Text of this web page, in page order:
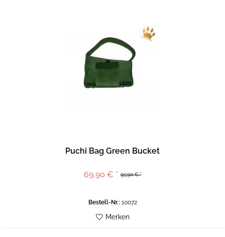
Puchi Bag Green Bucket
95,90 € *
69,90 € *
Bestell-Nr.: 10072
Merken